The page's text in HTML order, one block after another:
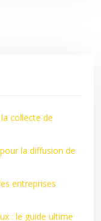
collecte de
la diffusion de
entreprises
: le guide ultime